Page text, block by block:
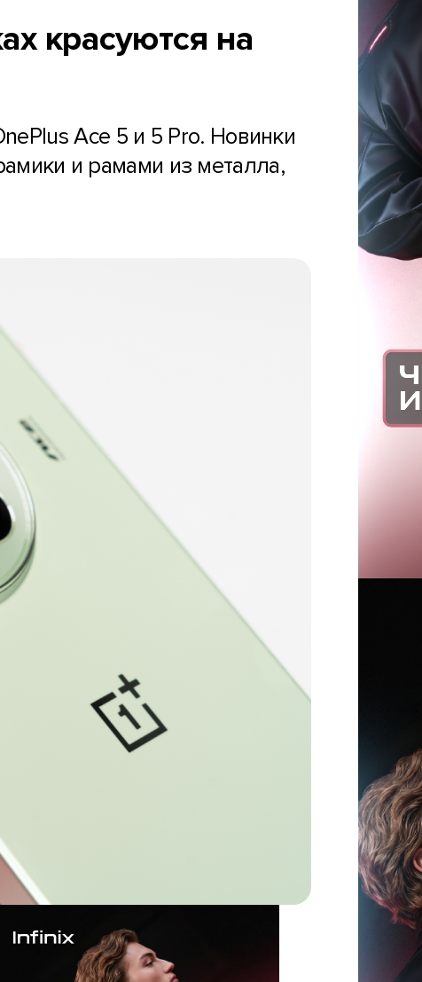
красуются на
Ace 5 и 5 Pro. Новинки
и рамами из металла,